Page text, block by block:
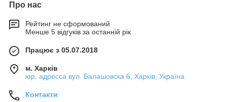
Про нас
Рейтинг не сформований
Менше 5 відгуків за останній рік
Працює з 05.07.2018
м. Харків
юр. адресса вул. Балашовска 6, Харків, Україна
Контакти